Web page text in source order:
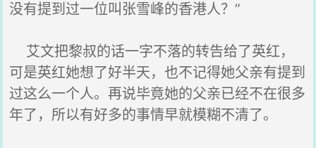
没有提到过一位叫张雪峰的香港人？”
艾文把黎叔的话一字不落的转告给了英红，
可是英红她想了好半天，也不记得她父亲有提到
过这么一个人。再说毕竟她的父亲已经不在很多
年了，所以有好多的事情早就模糊不清了。